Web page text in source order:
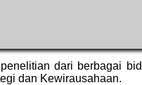
dari berbagai
dan Kewirausahaan.